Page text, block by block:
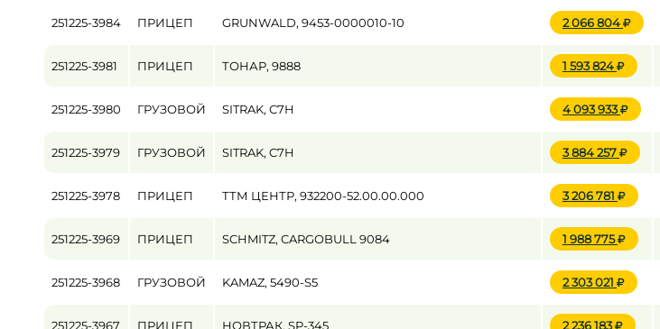
251225-3984 ПРИЦЕП GRUNWALD, 9453-0000010-10 2 066 804
251225-3981 ПРИЦЕП ТОНАР, 9888 1 593 824
251225-3980 ГРУЗОВОЙ SITRAK, C7H 4 093 933
251225-3979 ГРУЗОВОЙ SITRAK, C7H 3 884 257
251225-3978 ПРИЦЕП ТТМ ЦЕНТР, 932200-52.00.00.000 3 206 781
251225-3969 ПРИЦЕП SCHMITZ, CARGOBULL 9084 1 988 775
251225-3968 ГРУЗОВОЙ KAMAZ, 5490-S5 2 303 021
251225-3967 ПРИЦЕП НОВТРАК, SP-345 2 236 183